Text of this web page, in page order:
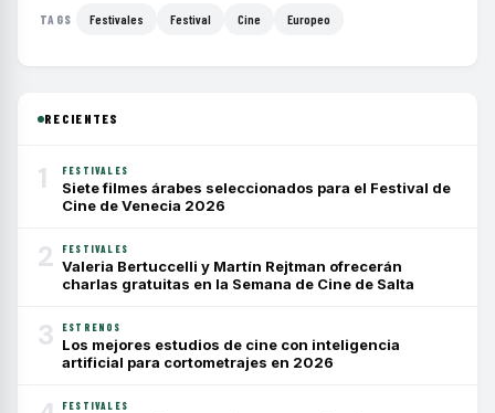
TAGS Festivales Festival Cine Europeo
RECIENTES
1 FESTIVALES
Siete filmes árabes seleccionados para el Festival de
Cine de Venecia 2026
2 FESTIVALES
Valeria Bertuccelli y Martín Rejtman ofrecerán
charlas gratuitas en la Semana de Cine de Salta
3 ESTRENOS
Los mejores estudios de cine con inteligencia
artificial para cortometrajes en 2026
FESTIVALES